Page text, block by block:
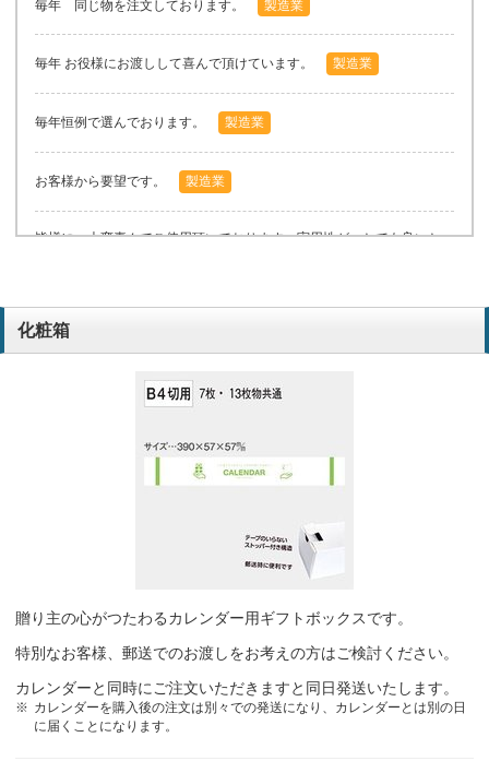
毎年 同じ物を注文しております。 製造業
毎年 お役様にお渡しして喜んで頂けています。 製造業
毎年恒例で選んでおります。 製造業
お客様から要望です。 製造業
皆様に 大変喜んでご使用頂いております。実用性が、とても良いと
お客様からのご要望です。とても喜ばれています。
毎年、お客様が楽しみにしております。
お客様から大変喜ばれています。毎年注文しています。
お客様からとても評判が良いと、好評です。使いやすく実用的だと思
製造業
去年の頼んだ為
お客様のご好評いただいているため、再度注文させていただきます。
化粧箱
贈り主の心がつたわるカレンダー用ギフトボックスです。
特別なお客様、郵送でのお渡しをお考えの方はご検討ください。
カレンダーと同時にご注文いただきますと同日発送いたします。
カレンダーを購入後の注文は別々での発送になり、カレンダーとは別の日
に届くことになります。